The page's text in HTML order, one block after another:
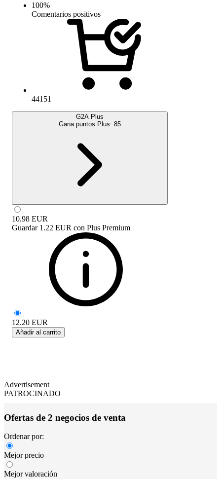
100%
Comentarios positivos
44151
G2A Plus
Gana puntos Plus: 85
10.98 EUR
Guardar 1.22 EUR con Plus Premium
12.20 EUR
Añadir al carrito
Advertisement
PATROCINADO
Ofertas de 2 negocios de venta
Ordenar por:
Mejor precio
Mejor valoración